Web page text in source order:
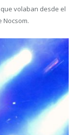
volaban desde el
Nocsom.